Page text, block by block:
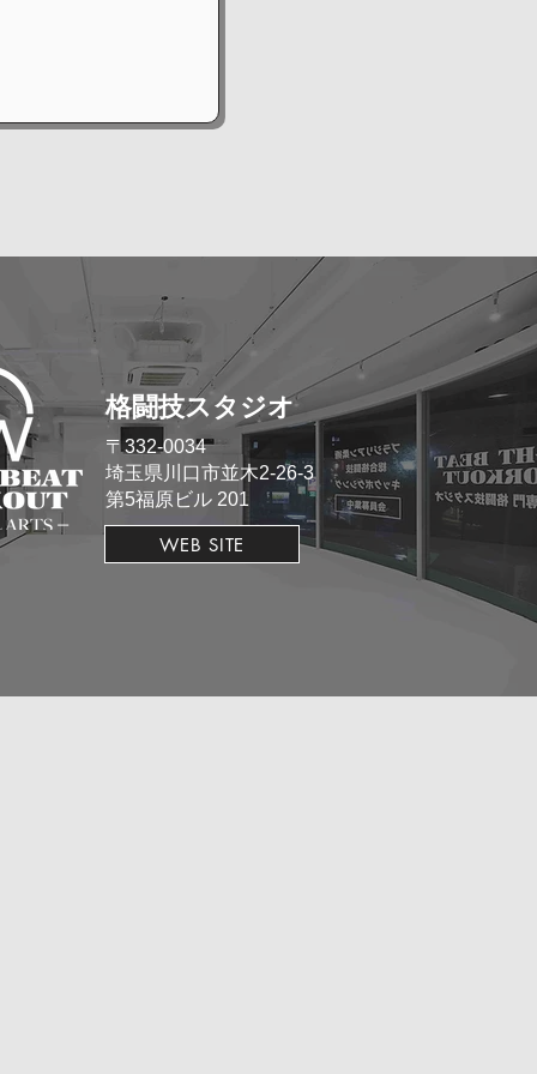
格闘技スタジオ
​〒332-0034
埼玉県川口市並木2-26-3
​第5福原ビル 201
WEB SITE